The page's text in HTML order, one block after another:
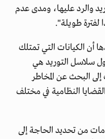
والرد عليها، ومدى عدم
لفترة طويلة".
أن الكيانات التي تمتلك
سلاسل التوريد هي
البحث عن المخاطر
النظامية في مختلف
من تحديد الحاجة إلى